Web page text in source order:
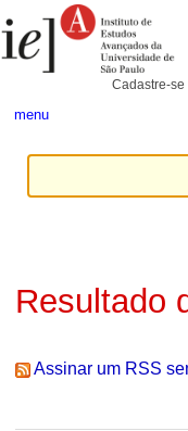
para
conteúdo.
Pessoais
Cadastre-se
menu
Resultado
Assinar um RSS